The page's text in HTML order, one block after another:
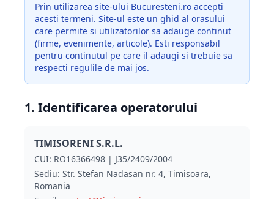
Prin utilizarea site-ului Bucuresteni.ro accepti
acesti termeni. Site-ul este un ghid al orasului
care permite si utilizatorilor sa adauge continut
(firme, evenimente, articole). Esti responsabil
pentru continutul pe care il adaugi si trebuie sa
respecti regulile de mai jos.
1. Identificarea operatorului
TIMISORENI S.R.L.
CUI: RO16366498 | J35/2409/2004
Sediu: Str. Stefan Nadasan nr. 4, Timisoara,
Romania